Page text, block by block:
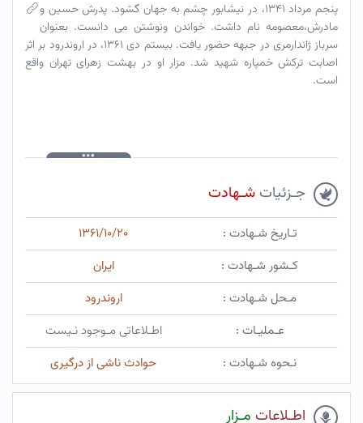
پنجم مرداد ۱۳۴۱، در نیشابور چشم به جهان گشود. پدرش حسین و
مادرش،معصومه نام داشت. خواندن ونوشتن می دانست. بعنوان
سرباز ژاندارمری در جبهه حضور یافت. بیستم دی ۱۳۶۱، در اروندرود بر اثر
اصابت ترکش خمپاره شهید شد. مزار او در بهشت زهرای تهران واقع
است.
جـزئیات شـهادت
تـاریخ شـهادت :
۱۳۶۱/۱۰/۲۰
کـشور شـهادت :
ایران
مـحل شـهادت :
اروندرود
عـملیـات :
اطـلاعاتی مـوجود نـیست
نـحوه شـهادت :
حوادث ناشی از درگیری
اطـلاعات مـزار